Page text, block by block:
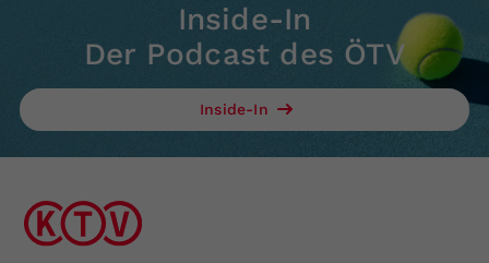
Inside-In
Der Podcast des ÖTV
Inside-In